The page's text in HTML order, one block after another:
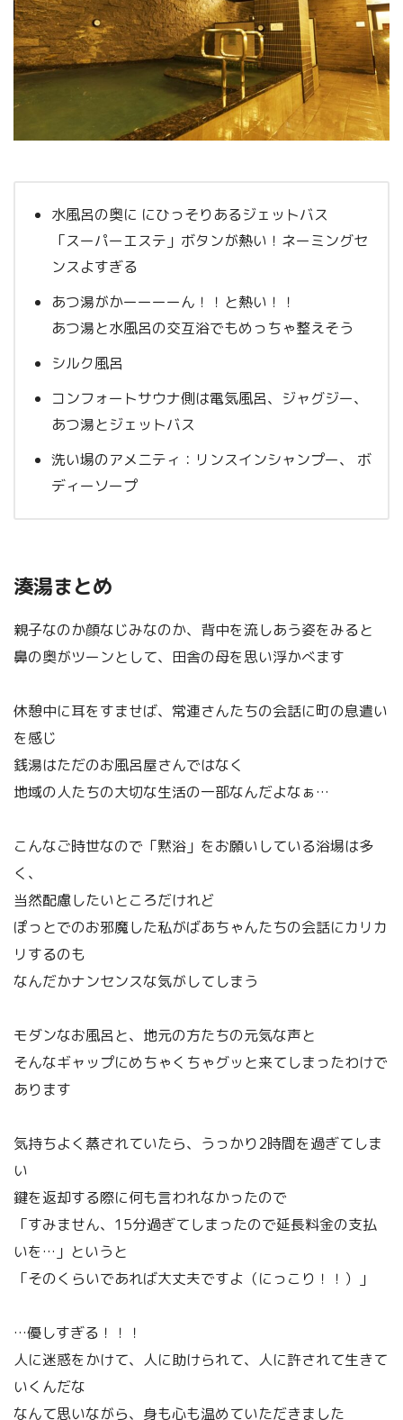
水風呂の奥に にひっそりあるジェットバス
「スーパーエステ」ボタンが熱い！ネーミングセ
ンスよすぎる
あつ湯がかーーーーん！！と熱い！！
あつ湯と水風呂の交互浴でもめっちゃ整えそう
シルク風呂
コンフォートサウナ側は電気風呂、ジャグジー、
あつ湯とジェットバス
洗い場のアメニティ：リンスインシャンプー、 ボ
ディーソープ
湊湯まとめ
親子なのか顔なじみなのか、背中を流しあう姿をみると
鼻の奥がツーンとして、田舎の母を思い浮かべます
休憩中に耳をすませば、常連さんたちの会話に町の息遣い
を感じ
銭湯はただのお風呂屋さんではなく
地域の人たちの大切な生活の一部なんだよなぁ…
こんなご時世なので「黙浴」をお願いしている浴場は多
く、
当然配慮したいところだけれど
ぽっとでのお邪魔した私がばあちゃんたちの会話にカリカ
リするのも
なんだかナンセンスな気がしてしまう
モダンなお風呂と、地元の方たちの元気な声と
そんなギャップにめちゃくちゃグッと来てしまったわけで
あります
気持ちよく蒸されていたら、うっかり2時間を過ぎてしま
い
鍵を返却する際に何も言われなかったので
「すみません、15分過ぎてしまったので延長料金の支払
いを…」というと
「そのくらいであれば大丈夫ですよ（にっこり！！）」
…優しすぎる！！！
人に迷惑をかけて、人に助けられて、人に許されて生きて
いくんだな
なんて思いながら、身も心も温めていただきました